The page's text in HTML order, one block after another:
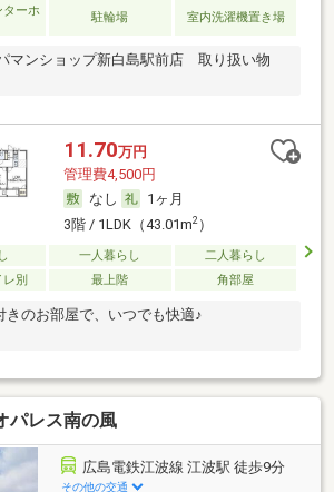
ターホ
駐輪場 室内洗濯機置き場
ンショップ新白島駅前店 取り扱い物
11.70万円
管理費4,500円
なし
1ヶ月
3階 / 1LDK（43.01m2）
一人暮らし
二人暮らし
レ別
最上階 角部屋
きのお部屋で、いつでも快適♪
パレス南の風
広島電鉄江波線 江波駅 徒歩9分
その他の交通